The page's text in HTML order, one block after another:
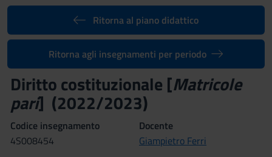
Ritorna al piano didattico
Ritorna agli insegnamenti per periodo
Diritto costituzionale [Matricole
pari] (2022/2023)
Codice insegnamento
4S008454
Docente
Giampietro Ferri